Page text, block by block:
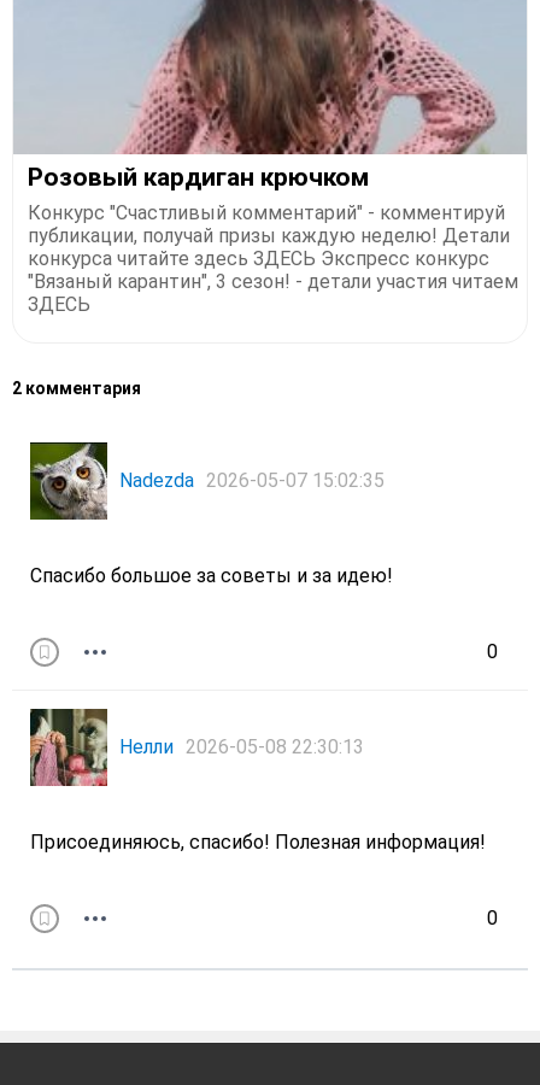
Розовый кардиган крючком
Конкурс "Счастливый комментарий" - комментируй
публикации, получай призы каждую неделю! Детали
конкурса читайте здесь ЗДЕСЬ Экспресс конкурс
"Вязаный карантин", 3 сезон! - детали участия читаем
ЗДЕСЬ
2 комментария
Nadezda 2026-05-07 15:02:35
0
Спасибо большое за советы и за идею!
Нелли 2026-05-08 22:30:13
0
Присоединяюсь, спасибо! Полезная информация!